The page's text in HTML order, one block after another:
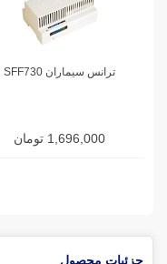
ترانس سیماران SFF730
1,696,000 تومان
جزئیات محصول